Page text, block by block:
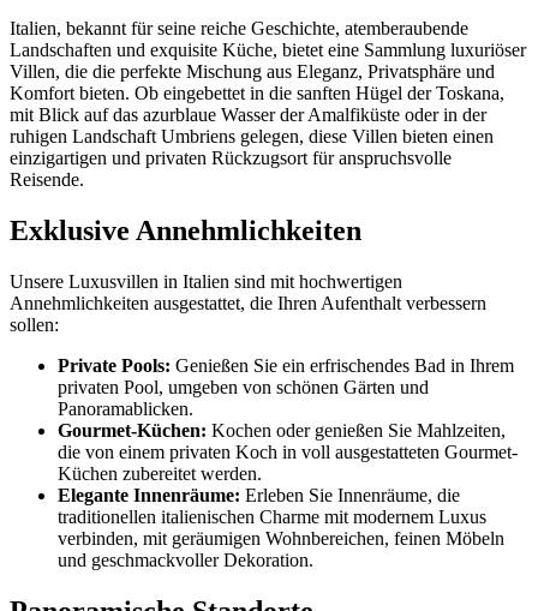
Italien, bekannt für seine reiche Geschichte, atemberaubende
Landschaften und exquisite Küche, bietet eine Sammlung luxuriöser
Villen, die die perfekte Mischung aus Eleganz, Privatsphäre und
Komfort bieten. Ob eingebettet in die sanften Hügel der Toskana,
mit Blick auf das azurblaue Wasser der Amalfiküste oder in der
ruhigen Landschaft Umbriens gelegen, diese Villen bieten einen
einzigartigen und privaten Rückzugsort für anspruchsvolle
Reisende.
Exklusive Annehmlichkeiten
Unsere Luxusvillen in Italien sind mit hochwertigen
Annehmlichkeiten ausgestattet, die Ihren Aufenthalt verbessern
sollen:
Private Pools: Genießen Sie ein erfrischendes Bad in Ihrem
privaten Pool, umgeben von schönen Gärten und
Panoramablicken.
Gourmet-Küchen: Kochen oder genießen Sie Mahlzeiten,
die von einem privaten Koch in voll ausgestatteten Gourmet-
Küchen zubereitet werden.
Elegante Innenräume: Erleben Sie Innenräume, die
traditionellen italienischen Charme mit modernem Luxus
verbinden, mit geräumigen Wohnbereichen, feinen Möbeln
und geschmackvoller Dekoration.